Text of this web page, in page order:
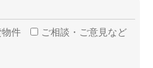
件
ご相談・ご意見など